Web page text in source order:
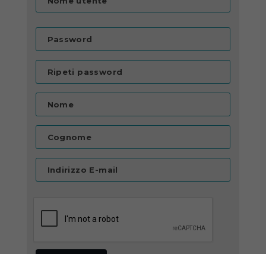
Password
Ripeti password
Nome
Cognome
Indirizzo E-mail